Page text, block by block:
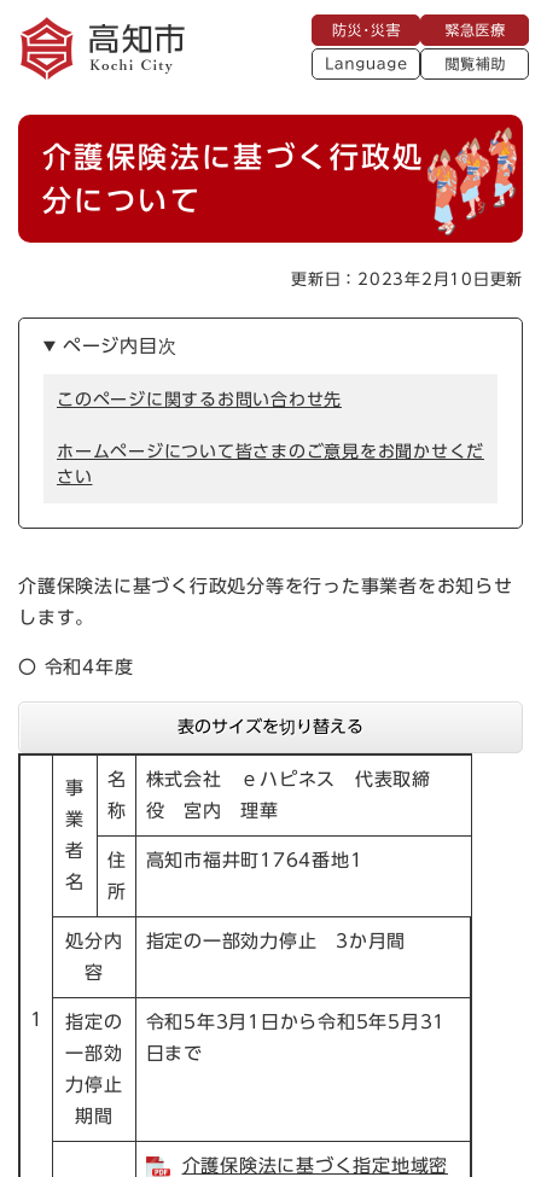
メニューを飛ばして本文へ
災
・
災
急
医
療
L
a
a
g
閲
助
本
介護保険法に基づく行政処
分について
更新日：2023年2月10日更新
ページ内目次
このページに関するお問い合わせ先
ホームページについて皆さまのご意見をお聞かせくだ
さい
介護保険法に基づく行政処分等を行った事業者をお知らせ
します。
〇 令和4年度
表のサイズを切り替える
1
事
業
者
名
名
称
株式会社 ｅハピネス 代表取締
役 宮内 理華
住
所
高知市福井町1764番地1
処分内
容
指定の一部効力停止 3か月間
指定の
一部効
力停止
期間
令和5年3月1日から令和5年5月31
日まで
介護保険法に基づく指定地域密